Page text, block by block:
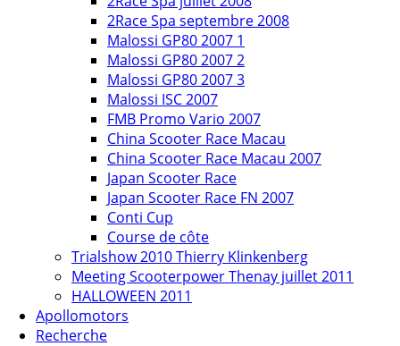
2Race Spa septembre 2008
Malossi GP80 2007 1
Malossi GP80 2007 2
Malossi GP80 2007 3
Malossi ISC 2007
FMB Promo Vario 2007
China Scooter Race Macau
China Scooter Race Macau 2007
Japan Scooter Race
Japan Scooter Race FN 2007
Conti Cup
Course de côte
Trialshow 2010 Thierry Klinkenberg
Meeting Scooterpower Thenay juillet 2011
HALLOWEEN 2011
Apollomotors
Recherche